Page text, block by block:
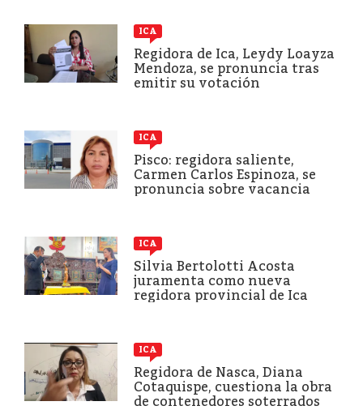
ICA
Regidora de Ica, Leydy Loayza
Mendoza, se pronuncia tras
emitir su votación
ICA
Pisco: regidora saliente,
Carmen Carlos Espinoza, se
pronuncia sobre vacancia
ICA
Silvia Bertolotti Acosta
juramenta como nueva
regidora provincial de Ica
ICA
Regidora de Nasca, Diana
Cotaquispe, cuestiona la obra
de contenedores soterrados